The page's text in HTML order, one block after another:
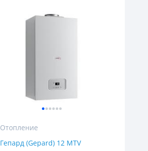
Отопление
Гепард (Gepard) 12 MTV